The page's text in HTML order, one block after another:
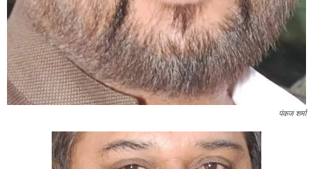
पंकज शर्मा